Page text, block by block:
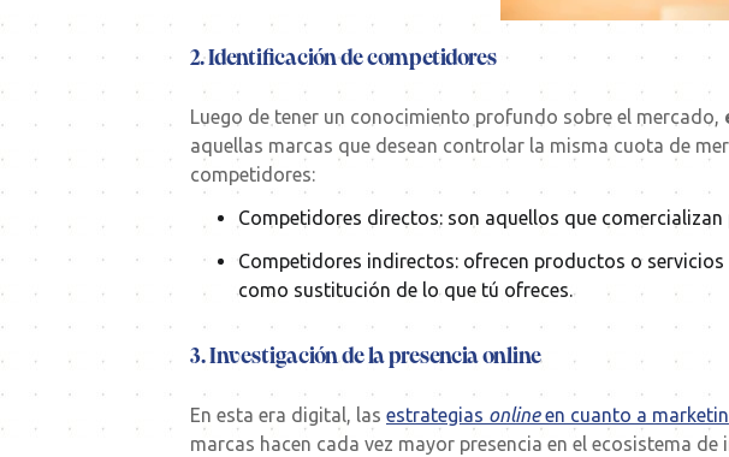
2. Identificación de competidores
Luego de tener un conocimiento profundo sobre el mercado,
aquellas marcas que desean controlar la misma cuota de
competidores:
Competidores directos: son aquellos que
Competidores indirectos: ofrecen productos o
como sustitución de lo que tú ofreces.
3. Investigación de la presencia online
En esta era digital, las estrategias onlineen cuanto a
marcas hacen cada vez mayor presencia en el ecosistema de